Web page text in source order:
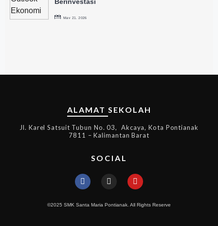
May 21, 2026
ALAMAT SEKOLAH
Jl. Karel Satsuit Tubun No. 03, Akcaya, Kota Pontianak
7811 – Kalimantan Barat
SOCIAL
©2025 SMK Santa Maria Pontianak. All Rights Reserve